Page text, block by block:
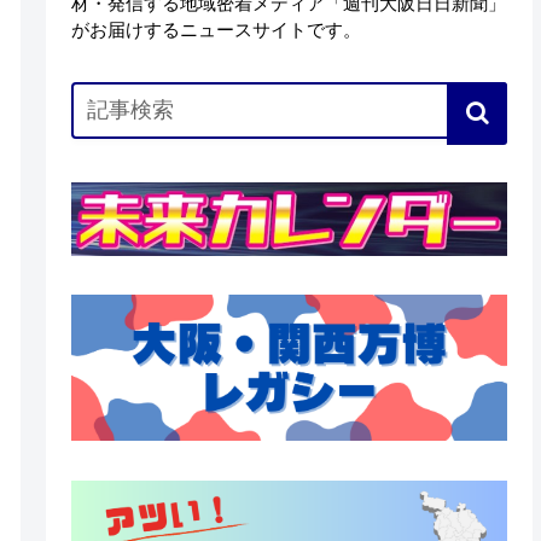
がお届けするニュースサイトです。